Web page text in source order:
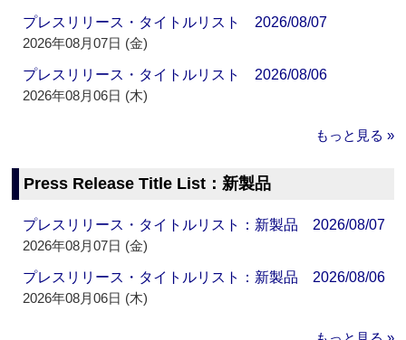
プレスリリース・タイトルリスト 2026/08/07
2026年08月07日 (金)
プレスリリース・タイトルリスト 2026/08/06
2026年08月06日 (木)
もっと見る »
Press Release Title List：新製品
プレスリリース・タイトルリスト：新製品 2026/08/07
2026年08月07日 (金)
プレスリリース・タイトルリスト：新製品 2026/08/06
2026年08月06日 (木)